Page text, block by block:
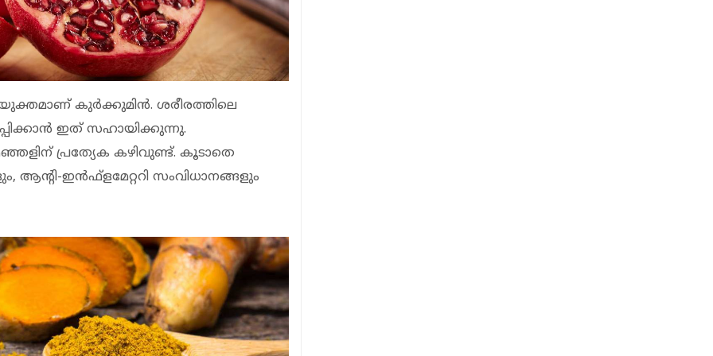
കുര്‍ക്കുമിന്‍. ശരീരത്തിലെ
ഇത് സഹായിക്കുന്നു.
പ്രത്യേക കഴിവുണ്ട്. കൂടാതെ
ഇന്‍ഫ്‌ളമേറ്ററി സംവിധാനങ്ങളും